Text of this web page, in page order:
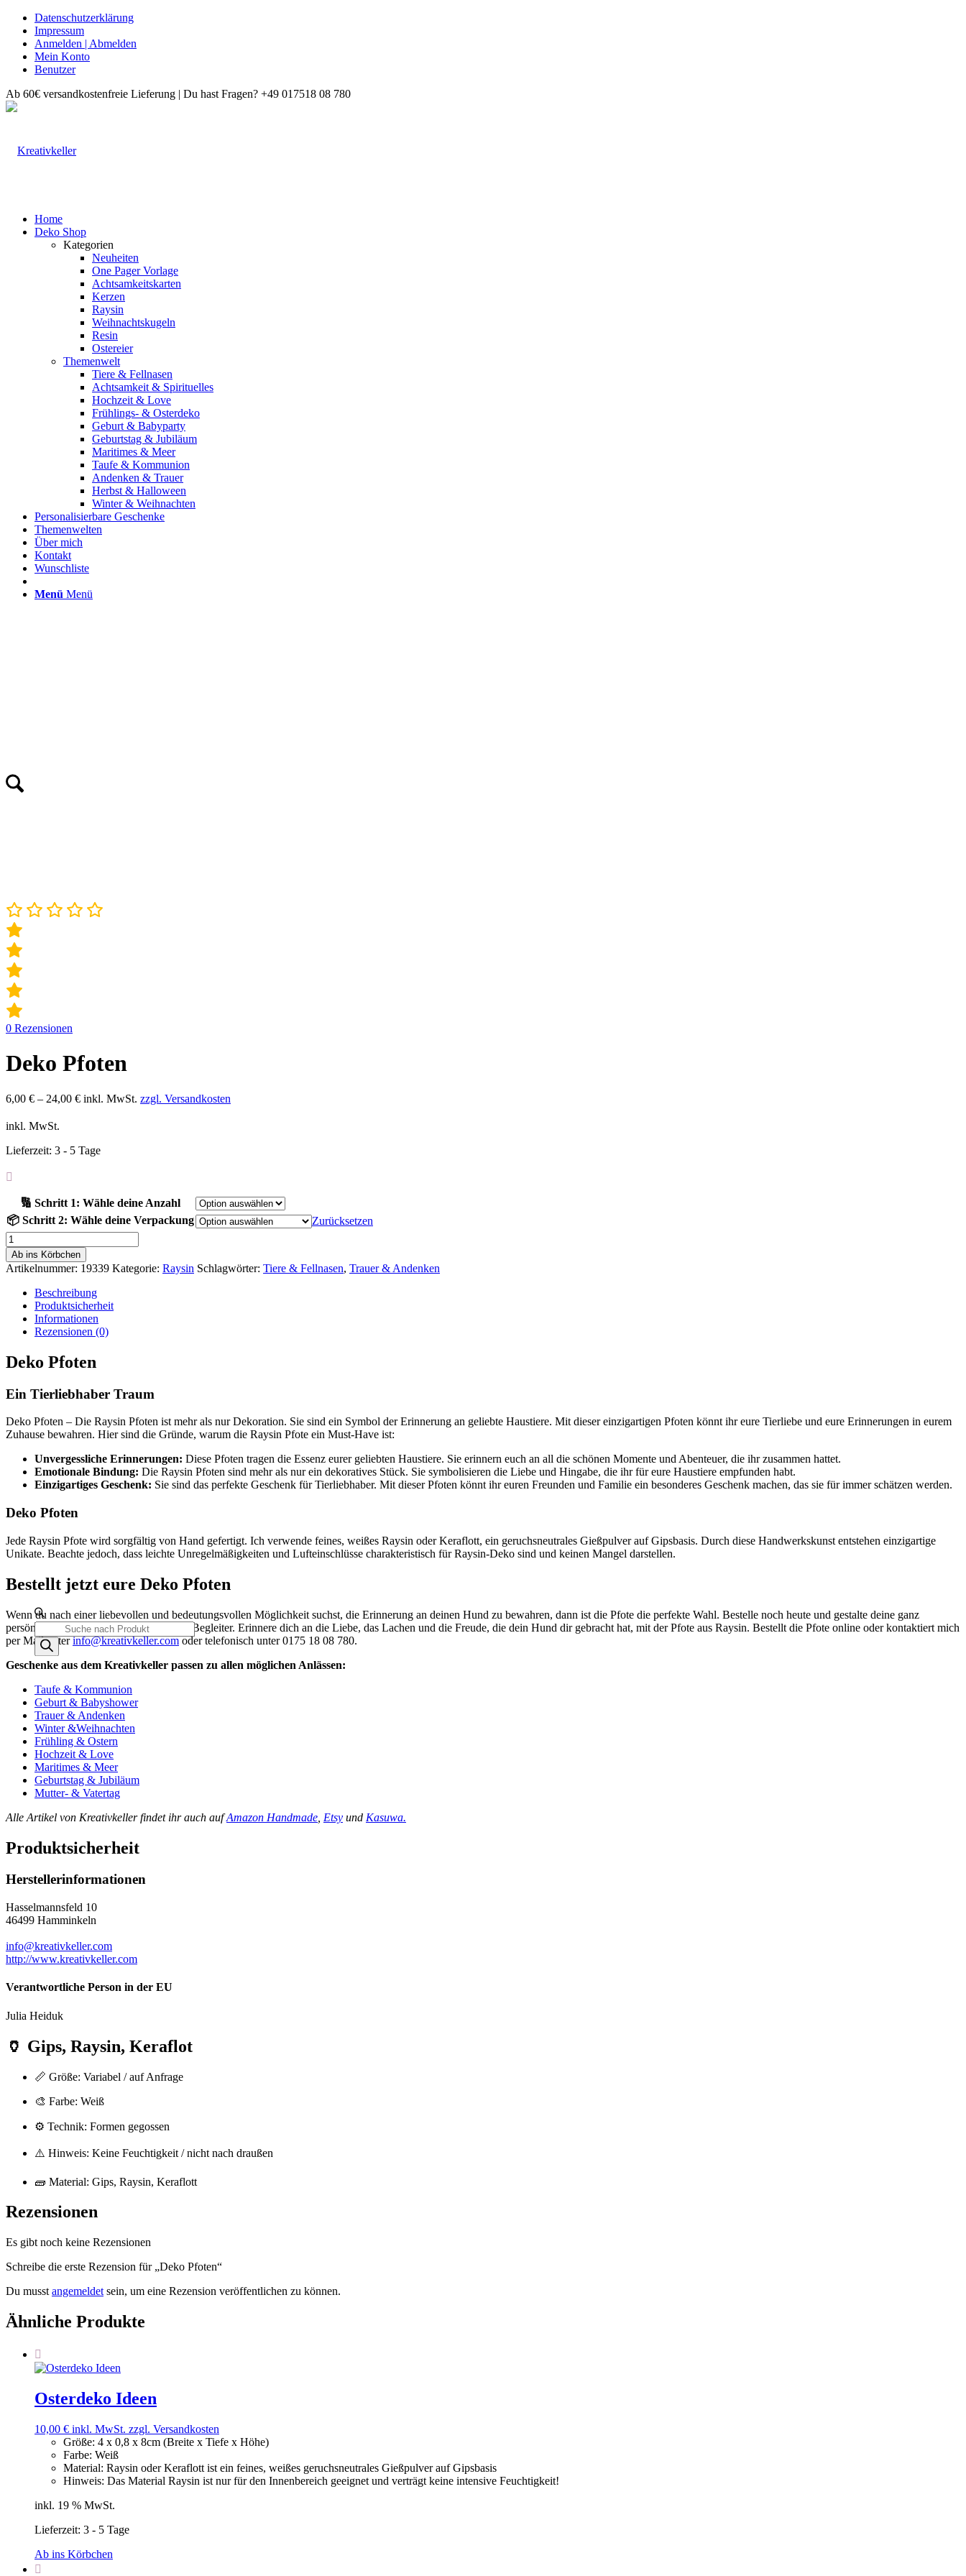
Datenschutzerklärung
Impressum
Anmelden | Abmelden
Mein Konto
Benutzer
Ab 60€ versandkostenfreie Lieferung | Du hast Fragen? +49 017518 08 780
Home
Deko Shop
Kategorien
Neuheiten
One Pager Vorlage
Achtsamkeitskarten
Kerzen
Raysin
Weihnachtskugeln
Resin
Ostereier
Themenwelt
Tiere & Fellnasen
Achtsamkeit & Spirituelles
Hochzeit & Love
Frühlings- & Osterdeko
Geburt & Babyparty
Geburtstag & Jubiläum
Maritimes & Meer
Taufe & Kommunion
Andenken & Trauer
Herbst & Halloween
Winter & Weihnachten
Personalisierbare Geschenke
Themenwelten
Über mich
Kontakt
Wunschliste
Products
search
Menü Menü
0 Rezensionen
Deko Pfoten
6,00 € – 24,00 € inkl. MwSt. zzgl. Versandkosten
inkl. MwSt.
Lieferzeit: 3 - 5 Tage
🔢 Schritt 1: Wähle deine Anzahl
📦 Schritt 2: Wähle deine Verpackung
Zurücksetzen
Deko
Pfoten
Menge
Ab ins Körbchen
Artikelnummer: 19339 Kategorie: Raysin Schlagwörter: Tiere & Fellnasen, Trauer & Andenken
Beschreibung
Produktsicherheit
Informationen
Rezensionen (0)
Deko Pfoten
Ein Tierliebhaber Traum
Deko Pfoten – Die Raysin Pfoten ist mehr als nur Dekoration. Sie sind ein Symbol der Erinnerung an geliebte Haustiere. Mit dieser einzigartigen Pfoten könnt ihr eure Tierliebe und eure Erinnerungen in eurem
Zuhause bewahren. Hier sind die Gründe, warum die Raysin Pfote ein Must-Have ist:
Unvergessliche Erinnerungen: Diese Pfoten tragen die Essenz eurer geliebten Haustiere. Sie erinnern euch an all die schönen Momente und Abenteuer, die ihr zusammen hattet.
Emotionale Bindung: Die Raysin Pfoten sind mehr als nur ein dekoratives Stück. Sie symbolisieren die Liebe und Hingabe, die ihr für eure Haustiere empfunden habt.
Einzigartiges Geschenk: Sie sind das perfekte Geschenk für Tierliebhaber. Mit dieser Pfoten könnt ihr euren Freunden und Familie ein besonderes Geschenk machen, das sie für immer schätzen werden.
Deko Pfoten
Jede Raysin Pfote wird sorgfältig von Hand gefertigt. Ich verwende feines, weißes Raysin oder Keraflott, ein geruchsneutrales Gießpulver auf Gipsbasis. Durch diese Handwerkskunst entstehen einzigartige
Unikate. Beachte jedoch, dass leichte Unregelmäßigkeiten und Lufteinschlüsse charakteristisch für Raysin-Deko sind und keinen Mangel darstellen.
Bestellt jetzt eure Deko Pfoten
Wenn du nach einer liebevollen und bedeutungsvollen Möglichkeit suchst, die Erinnerung an deinen Hund zu bewahren, dann ist die Pfote die perfekte Wahl. Bestelle noch heute und gestalte deine ganz
persönliche Erinnerung an deinen treuen Begleiter. Erinnere dich an die Liebe, das Lachen und die Freude, die dein Hund dir gebracht hat, mit der Pfote aus Raysin. Bestellt die Pfote online oder kontaktiert mich
per Mail unterinfo@kreativkeller.comoder telefonisch unter 0175 18 08 780.
Geschenke aus dem Kreativkeller passen zu allen möglichen Anlässen:
Taufe & Kommunion
Geburt & Babyshower
Trauer & Andenken
Winter &Weihnachten
Frühling & Ostern
Hochzeit & Love
Maritimes & Meer
Geburtstag & Jubiläum
Mutter- & Vatertag
Alle Artikel von Kreativkeller findet ihr auch aufAmazon Handmade Etsy und Kasuwa.
Produktsicherheit
Herstellerinformationen
Hasselmannsfeld 10
46499 Hamminkeln
info@kreativkeller.com
http://www.kreativkeller.com
Verantwortliche Person in der EU
Julia Heiduk
🏺 Gips, Raysin, Keraflot
📏 Größe: Variabel / auf Anfrage
🎨 Farbe: Weiß
⚙️ Technik: Formen gegossen
⚠️ Hinweis: Keine Feuchtigkeit / nicht nach draußen
🧱 Material: Gips, Raysin, Keraflott
Rezensionen
Es gibt noch keine Rezensionen
Schreibe die erste Rezension für „Deko Pfoten“
Du musst angemeldet sein, um eine Rezension veröffentlichen zu können.
Ähnliche Produkte
Osterdeko Ideen
10,00 € inkl. MwSt. zzgl. Versandkosten
Größe: 4 x 0,8 x 8cm (Breite x Tiefe x Höhe)
Farbe: Weiß
Material: Raysin oder Keraflott ist ein feines, weißes geruchsneutrales Gießpulver auf Gipsbasis
Hinweis: Das Material Raysin ist nur für den Innenbereich geeignet und verträgt keine intensive Feuchtigkeit!
inkl. 19 % MwSt.
Lieferzeit: 3 - 5 Tage
Ab ins Körbchen